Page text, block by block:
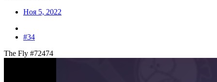
Ноя 5, 2022
#34
The Fly #72474